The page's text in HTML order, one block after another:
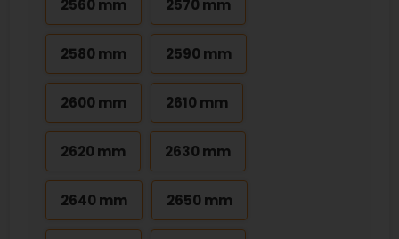
2560 mm 2570 mm
2580 mm 2590 mm
2600 mm 2610 mm
2620 mm 2630 mm
2640 mm 2650 mm